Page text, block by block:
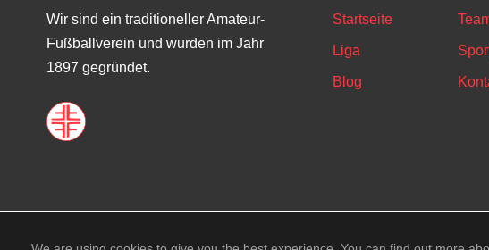
Wir sind ein traditioneller Amateur-
Fußballverein und wurden im Jahr
1897 gegründet.
Startseite
Liga
Blog
© Copyright TuS